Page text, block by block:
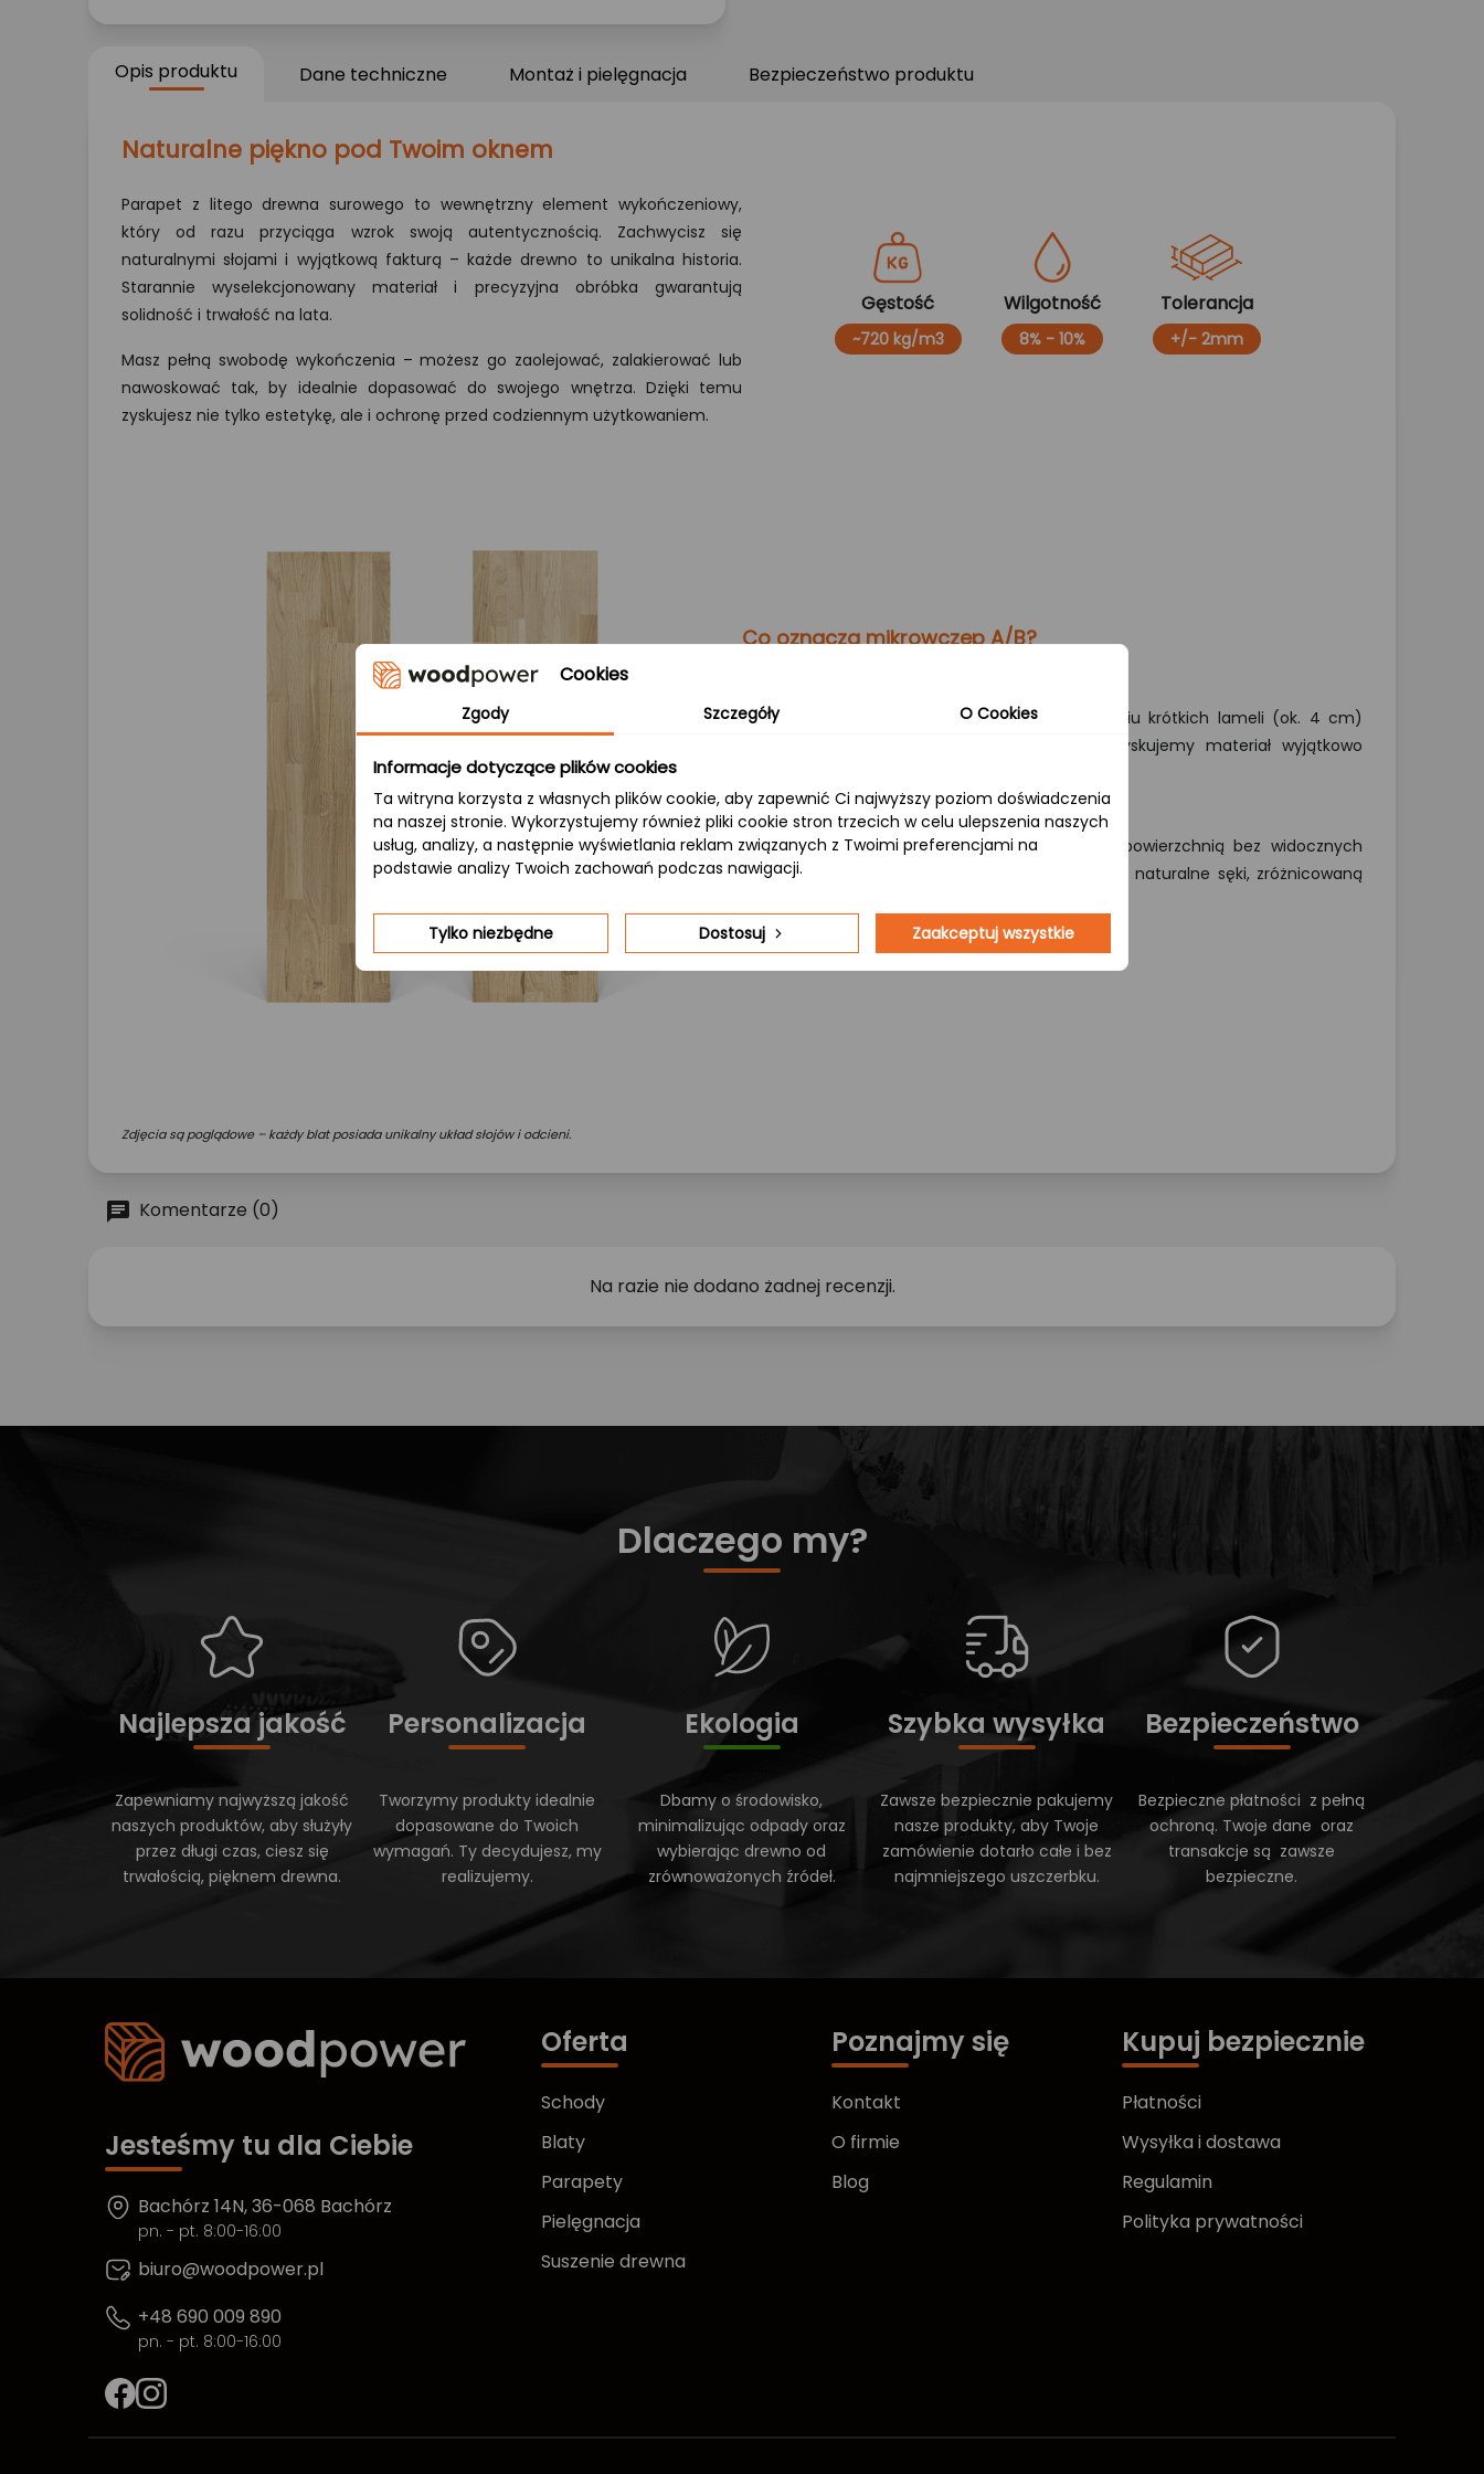
Opis produktu Dane techniczne Montaż i pielęgnacja Bezpieczeństwo produktu
Naturalne piękno pod Twoim oknem
Parapet z litego drewna surowego to wewnętrzny element wykończeniowy,
który od razu przyciąga wzrok swoją autentycznością. Zachwycisz się
naturalnymi słojami i wyjątkową fakturą – każde drewno to unikalna historia.
Starannie wyselekcjonowany materiał i precyzyjna obróbka gwarantują
solidność i trwałość na lata.
Masz pełną swobodę wykończenia – możesz go zaolejować, zalakierować lub
nawoskować tak, by idealnie dopasować do swojego wnętrza. Dzięki temu
zyskujesz nie tylko estetykę, ale i ochronę przed codziennym użytkowaniem.
Gęstość
~720 kg/m3
Wilgotność
8% - 10%
Tolerancja
+/- 2mm
Co oznacza mikrowczep A/B?
Technologia polegająca na precyzyjnym łączeniu krótkich lameli (ok. 4 cm)
zarówno wzdłuż, jak i wszerz. Dzięki temu uzyskujemy materiał wyjątkowo
A/B:
Strona A (górna) charakteryzuje się jednolitą powierzchnią bez widocznych
sęków, podczas gdy strona B (dolna) prezentuje naturalne sęki, zróżnicowaną
Zdjęcia są poglądowe – każdy blat posiada unikalny układ słojów i odcieni.
Komentarze (0)
Na razie nie dodano żadnej recenzji.
Dlaczego my?
Najlepsza jakość
Zapewniamy najwyższą jakość
naszych produktów, aby służyły
przez długi czas, ciesz się
trwałością, pięknem drewna.
Personalizacja
Tworzymy produkty idealnie
dopasowane do Twoich
wymagań. Ty decydujesz, my
realizujemy.
Ekologia
Dbamy o środowisko,
minimalizując odpady oraz
wybierając drewno od
zrównoważonych źródeł.
Szybka wysyłka
Zawsze bezpiecznie pakujemy
nasze produkty, aby Twoje
zamówienie dotarło całe i bez
najmniejszego uszczerbku.
Bezpieczeństwo
Bezpieczne płatności z pełną
ochroną. Twoje dane oraz
transakcje są zawsze
bezpieczne.
Jesteśmy tu dla Ciebie
Bachórz 14N, 36-068 Bachórz
pn. - pt. 8:00-16:00
biuro@woodpower.pl
+48 690 009 890
pn. - pt. 8:00-16:00
Oferta
Schody
Blaty
Parapety
Pielęgnacja
Suszenie drewna
Poznajmy się
Kontakt
O firmie
Blog
Kupuj bezpiecznie
Płatności
Wysyłka i dostawa
Regulamin
Polityka prywatności
Cookies
Zgody Szczegóły O Cookies
Informacje dotyczące plików cookies
Ta witryna korzysta z własnych plików cookie, aby zapewnić Ci najwyższy poziom doświadczenia
na naszej stronie. Wykorzystujemy również pliki cookie stron trzecich w celu ulepszenia naszych
usług, analizy, a następnie wyświetlania reklam związanych z Twoimi preferencjami na
podstawie analizy Twoich zachowań podczas nawigacji.
Tylko niezbędne Dostosuj Zaakceptuj wszystkie